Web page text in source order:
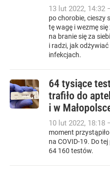
13 lut 2022, 14:32
po chorobie, cieszy
tę wagę i wezmę
na branie się za
i radzi, jak odżywiać
infekcjach.
64 tysiące
trafiło do
i w
10 lut 2022, 18:18
moment
na COVID-19. Do
64 160 testów.